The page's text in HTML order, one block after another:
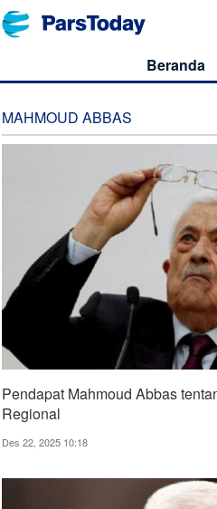
Beranda
MAHMOUD ABBAS
Pendapat Mahmoud Abbas
Regional
Des 22, 2025 10:18